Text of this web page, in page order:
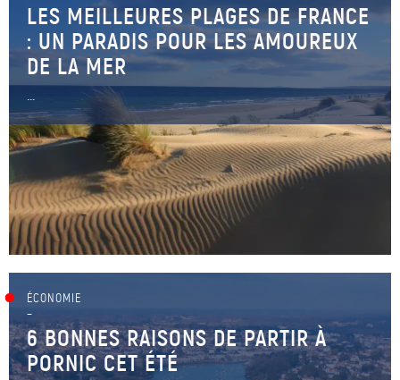
LES MEILLEURES PLAGES DE FRANCE
: UN PARADIS POUR LES AMOUREUX
DE LA MER
...
ÉCONOMIE
–
6 BONNES RAISONS DE PARTIR À
PORNIC CET ÉTÉ